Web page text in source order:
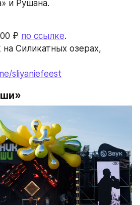
и Рушана.
₽ по ссылке.
на Силикатных озерах,
sliyaniefeest